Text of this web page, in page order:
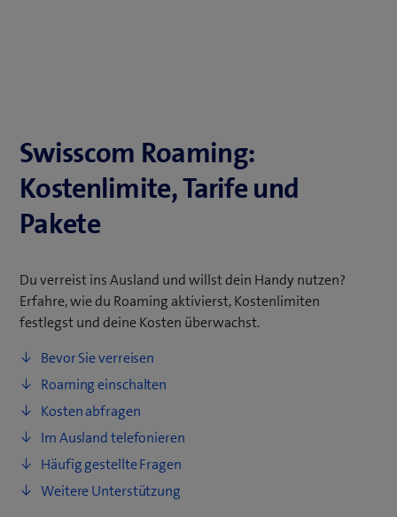
Swisscom Roaming:
Kostenlimite, Tarife und
Pakete
Du verreist ins Ausland und willst dein Handy nutzen?
Erfahre, wie du Roaming aktivierst, Kostenlimiten
festlegst und deine Kosten überwachst.
Bevor Sie verreisen
Roaming einschalten
Kosten abfragen
Im Ausland telefonieren
Häufig gestellte Fragen
Weitere Unterstützung